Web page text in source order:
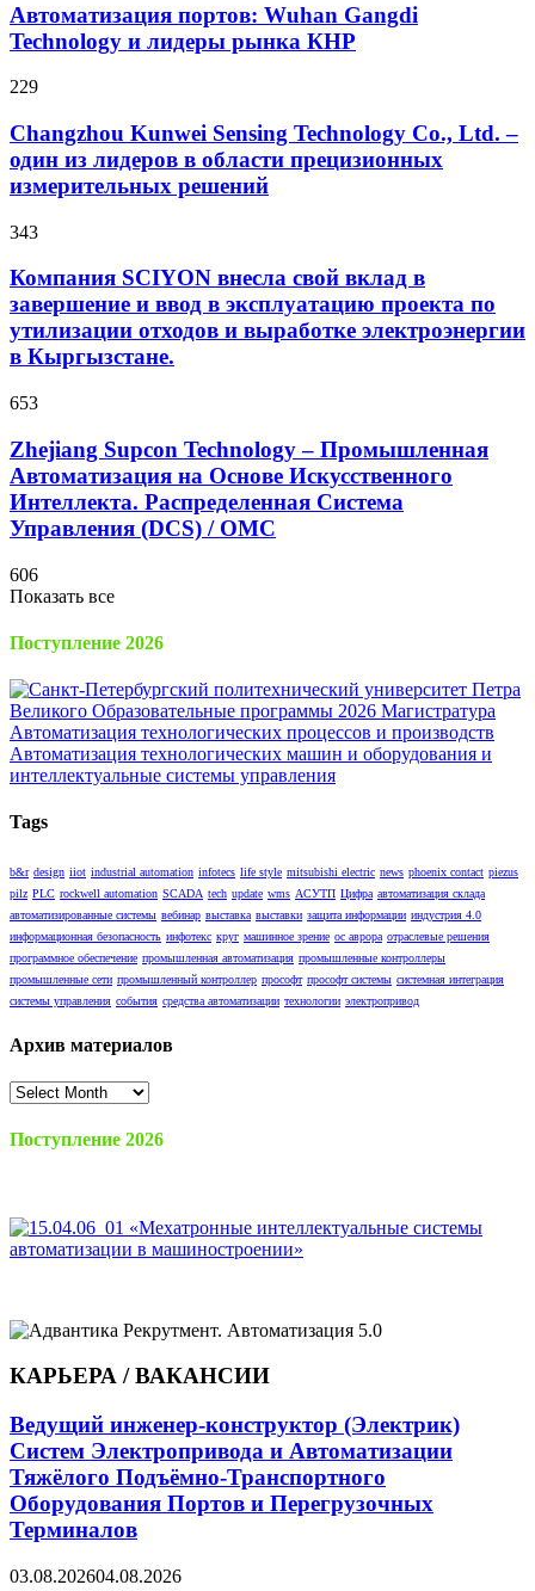
Автоматизация портов: Wuhan Gangdi
Technology и лидеры рынка КНР
229
Changzhou Kunwei Sensing Technology Co., Ltd. –
один из лидеров в области прецизионных
измерительных решений
343
Компания SCIYON внесла свой вклад в
завершение и ввод в эксплуатацию проекта по
утилизации отходов и выработке электроэнергии
в Кыргызстане.
653
Zhejiang Supcon Technology – Промышленная
Автоматизация на Основе Искусственного
Интеллекта. Распределенная Cистема
Управления (DCS) / OMC
606
Показать все
Поступление 2026
Tags
b&r design iiot industrial automation infotecs life style mitsubishi electric news phoenix contact piezus
pilz PLC rockwell automation SCADA tech update wms АСУТП Цифра автоматизация склада
автоматизированные системы вебинар выставка выставки защита информации индустрия 4.0
информационная безопасность инфотекс круг машинное зрение ос аврора отраслевые решения
программное обеспечение промышленная автоматизация промышленные контроллеры
промышленные сети промышленный контроллер прософт прософт системы системная интеграция
системы управления события средства автоматизации технологии электропривод
Архив материалов
Архив
Поступление 2026
КАРЬЕРА / ВАКАНСИИ
Ведущий инженер-конструктор (Электрик)
Систем Электропривода и Автоматизации
Тяжёлого Подъёмно-Транспортного
Оборудования Портов и Перегрузочных
Терминалов
03.08.202604.08.2026